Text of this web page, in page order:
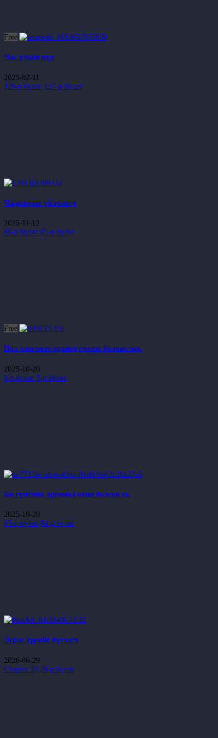
Free
Час улаан нүд
2025-02-11
128-р бүлэг 127-р бүлэг
Чадварлаг үйлчлэгч
2025-11-12
86-р бүлэг 85-р бүлэг
Free
Цол хэргэмээ орхиод гэрлэх болчихлоо.
2025-10-20
6-р бүлэг 5-р бүлэг
Би гүнтний өргөмөл охин болсон нь
2025-10-20
85-р бүлэг 84-р бүлэг
Эсрэг дүрийг бүтээгч
2026-06-29
Chapter 29 28-р бүлэг